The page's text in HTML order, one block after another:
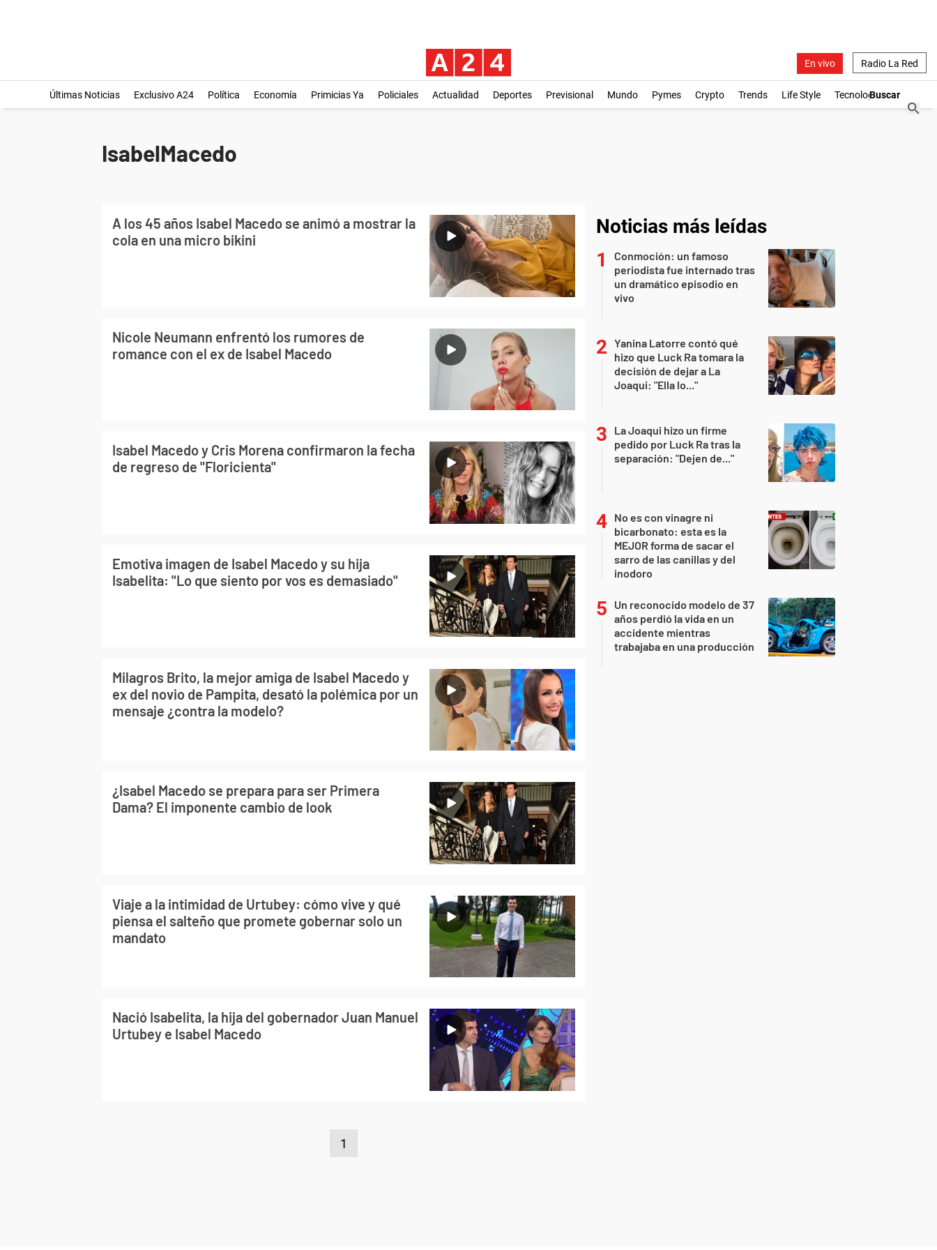
En vivo Radio La Red
Últimas Noticias Exclusivo A24 Política Economía Primicias Ya Policiales Actualidad Deportes Previsional Mundo Pymes Crypto Trends Life Style Tecnología
IsabelMacedo
A los 45 años Isabel Macedo se animó a mostrar la
cola en una micro bikini
Nicole Neumann enfrentó los rumores de
romance con el ex de Isabel Macedo
Isabel Macedo y Cris Morena confirmaron la fecha
de regreso de "Floricienta"
Emotiva imagen de Isabel Macedo y su hija
Isabelita: "Lo que siento por vos es demasiado"
Milagros Brito, la mejor amiga de Isabel Macedo y
ex del novio de Pampita, desató la polémica por un
mensaje ¿contra la modelo?
¿Isabel Macedo se prepara para ser Primera
Dama? El imponente cambio de look
Viaje a la intimidad de Urtubey: cómo vive y qué
piensa el salteño que promete gobernar solo un
mandato
Nació Isabelita, la hija del gobernador Juan Manuel
Urtubey e Isabel Macedo
1
Noticias más leídas
Conmoción: un famoso
periodista fue internado tras
un dramático episodio en
vivo
Yanina Latorre contó qué
hizo que Luck Ra tomara la
decisión de dejar a La
Joaqui: "Ella lo..."
La Joaqui hizo un firme
pedido por Luck Ra tras la
separación: "Dejen de..."
No es con vinagre ni
bicarbonato: esta es la
MEJOR forma de sacar el
sarro de las canillas y del
inodoro
Un reconocido modelo de 37
años perdió la vida en un
accidente mientras
trabajaba en una producción